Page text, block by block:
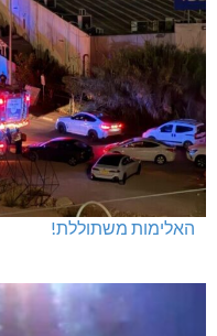
האלימות משתוללת!